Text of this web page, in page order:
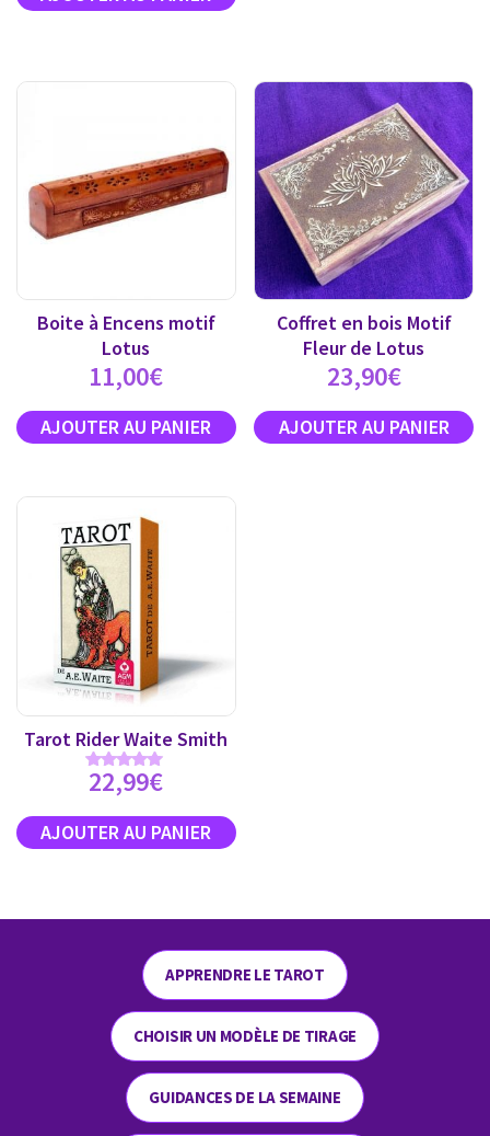
Boite à Encens motif
Lotus
11,00€
Coffret en bois Motif
Fleur de Lotus
23,90€
Tarot Rider Waite Smith
Note
4.89
22,99€
APPRENDRE LE TAROT
CHOISIR UN MODÈLE DE TIRAGE
GUIDANCES DE LA SEMAINE